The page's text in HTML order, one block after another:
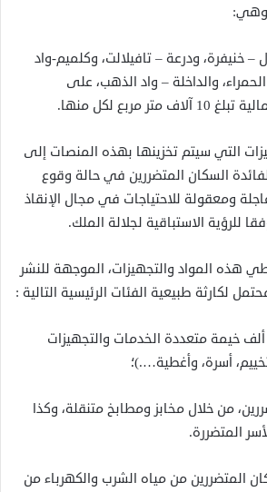
وهي:
خنيفرة، ودرعة – تافيلالت، وكلميم-واد
والداخلة – واد الذهب، على
مربع لكل منها.
التي سيتم تخزينها بهذه المنصات إلى
السكان المتضررين في حالة وقوع
ومعقولة للاحتياجات في مجال الإنقاذ
للرؤية الاستباقية لجلالة الملك.
هذه المواد والتجهيزات، الموجهة للنشر
لكارثة طبيعية الفئات الرئيسية التالية :
– الإيواء عبر توفير 200 ألف خيمة متعددة الخدمات والتجهيزات
أسرة، وأغطية….)؛
من خلال مخابز ومطابخ متنقلة، وكذا
المتضررة.
المتضررين من مياه الشرب والكهرباء من